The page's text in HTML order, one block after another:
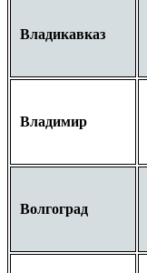
Владикавказ
Владимир
Волгоград